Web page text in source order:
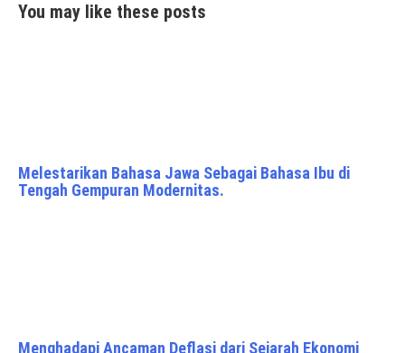
You may like these posts
Melestarikan Bahasa Jawa Sebagai Bahasa Ibu di
Tengah Gempuran Modernitas.
Menghadapi Ancaman Deflasi dari Sejarah Ekonomi